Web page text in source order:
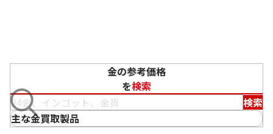
金の参考価格
を検索
検索
主な金買取製品